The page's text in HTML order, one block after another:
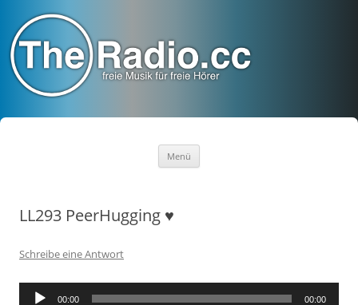
Menü
LL293 PeerHugging ♥
Schreibe eine Antwort
Audio-
00:00 00:00